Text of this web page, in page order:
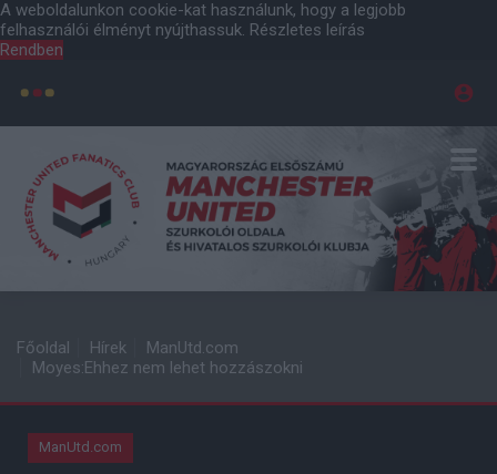
A weboldalunkon cookie-kat használunk, hogy a legjobb
felhasználói élményt nyújthassuk. Részletes leírás
Rendben
Főoldal Hírek
ManUtd.com
Moyes:Ehhez nem lehet hozzászokni
ManUtd.com